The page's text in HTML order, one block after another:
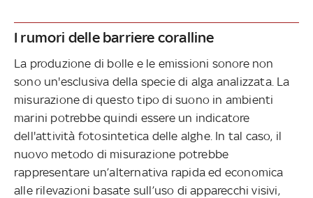
I rumori delle barriere coralline
La produzione di bolle e le emissioni sonore non
sono un'esclusiva della specie di alga analizzata. La
misurazione di questo tipo di suono in ambienti
marini potrebbe quindi essere un indicatore
dell'attività fotosintetica delle alghe. In tal caso, il
nuovo metodo di misurazione potrebbe
rappresentare un’alternativa rapida ed economica
alle rilevazioni basate sull’uso di apparecchi visivi,